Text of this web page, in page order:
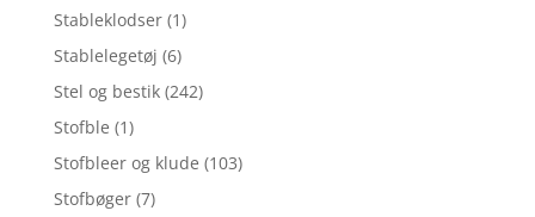
Stableklodser (1)
Stablelegetøj (6)
Stel og bestik (242)
Stofble (1)
Stofbleer og klude (103)
Stofbøger (7)